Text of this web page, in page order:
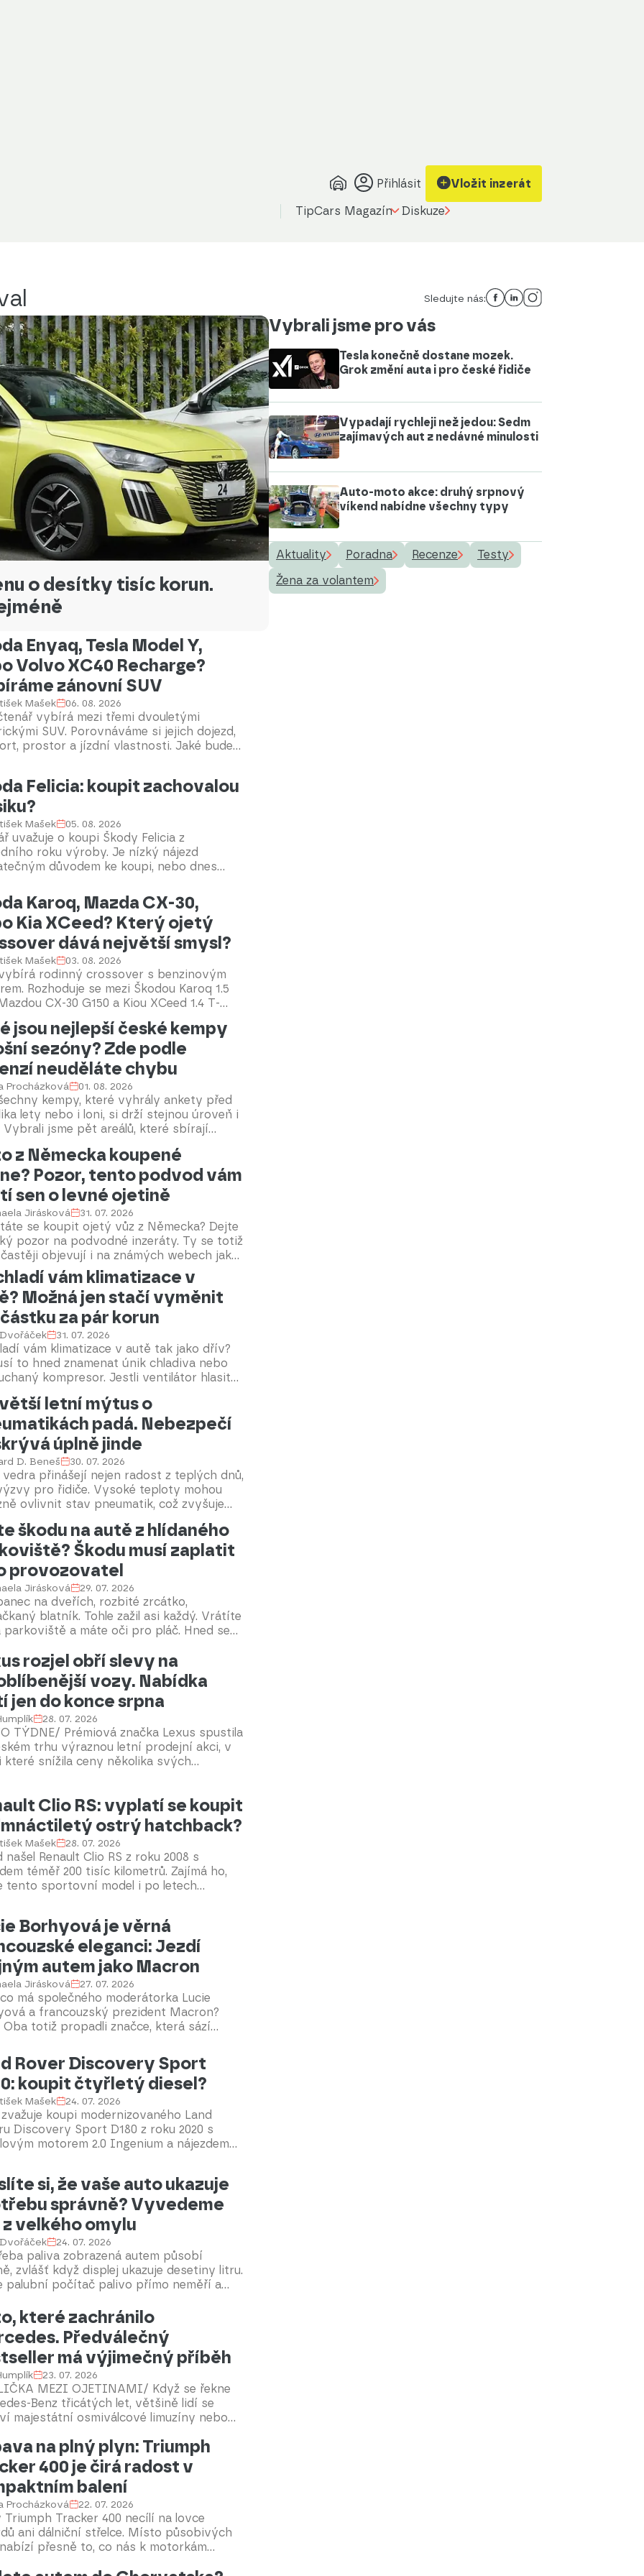
Přihlásit Vložit inzerát
TipCars Magazín Diskuze
Sledujte nás:
o desítky tisíc korun.
Vybrali jsme pro vás
Tesla konečně dostane mozek.
Grok změní auta i pro české řidiče
Vypadají rychleji než jedou: Sedm
zajímavých aut z nedávné minulosti
Auto-moto akce: druhý srpnový
víkend nabídne všechny typy
Aktuality Poradna Recenze
Testy
Žena za volantem
Enyaq, Tesla Model Y,
Volvo XC40 Recharge?
zánovní SUV
Mašek 06. 08. 2026
vybírá mezi třemi dvouletými
SUV. Porovnáváme si jejich dojezd,
prostor a jízdní vlastnosti. Jaké bude
Felicia: koupit zachovalou
Mašek 05. 08. 2026
uvažuje o koupi Škody Felicia z
roku výroby. Je nízký nájezd
důvodem ke koupi, nebo dnes
Karoq, Mazda CX-30,
Kia XCeed? Který ojetý
dává největší smysl?
Mašek 03. 08. 2026
rodinný crossover s benzinovým
Rozhoduje se mezi Škodou Karoq 1.5
CX-30 G150 a Kiou XCeed 1.4 T-
jsou nejlepší české kempy
sezóny? Zde podle
neuděláte chybu
Procházková 01. 08. 2026
kempy, které vyhrály ankety před
lety nebo i loni, si drží stejnou úroveň i
Vybrali jsme pět areálů, které sbírají
kvalitní zázemí pro obytné vozy i
z Německa koupené
Pozor, tento podvod vám
sen o levné ojetině
Jirásková 31. 07. 2026
se koupit ojetý vůz z Německa? Dejte
pozor na podvodné inzeráty. Ty se totiž
objevují i na známých webech jako
či AutoScout24 a bývají velmi
Na vlastní kůži jsme zjistili, jak
podvod s nákupem auta u našich
sousedů.
vám klimatizace v
Možná jen stačí vyměnit
za pár korun
31. 07. 2026
vám klimatizace v autě tak jako dřív?
to hned znamenat únik chladiva nebo
kompresor. Jestli ventilátor hlasitě
být problém v obyčejném kabinovém
výměna u některých aut zabere
minut a nový díl stojí spíš stovky než
korun.
letní mýtus o
padá. Nebezpečí
úplně jinde
D. Beneš 30. 07. 2026
vedra přinášejí nejen radost z teplých dnů,
pro řidiče. Vysoké teploty mohou
ovlivnit stav pneumatik, což zvyšuje
v horkém počasí a co vše může
jejich opotřebení?
škodu na autě z hlídaného
Škodu musí zaplatit
provozovatel
Jirásková 29. 07. 2026
na dveřích, rozbité zrcátko,
blatník. Tohle zažil asi každý. Vrátíte
parkoviště a máte oči pro pláč. Hned se
vám totiž škodu může uhradit přímo
parkoviště.
rozjel obří slevy na
vozy. Nabídka
jen do konce srpna
28. 07. 2026
TÝDNE/ Prémiová značka Lexus spustila
trhu výraznou letní prodejní akci, v
které snížila ceny několika svých
dnes tvoří páteř prodejů značky v Evropě
republice. Součástí akce je také
skladových a předváděcích vozů s
cenovými zvýhodněními. Podle
informací má akce platit do konce
Clio RS: vyplatí se koupit
ostrý hatchback?
Mašek 28. 07. 2026
našel Renault Clio RS z roku 2008 s
téměř 200 tisíc kilometrů. Zajímá ho,
tento sportovní model i po letech
Borhyová je věrná
eleganci: Jezdí
autem jako Macron
Jirásková 27. 07. 2026
má společného moderátorka Lucie
a francouzský prezident Macron?
Oba totiž propadli značce, která sází
Rover Discovery Sport
koupit čtyřletý diesel?
Mašek 24. 07. 2026
zvažuje koupi modernizovaného Land
Discovery Sport D180 z roku 2020 s
motorem 2.0 Ingenium a nájezdem
koupi takto ojetého vozu největší pozor.
si, že vaše auto ukazuje
správně? Vyvedeme
z velkého omylu
24. 07. 2026
paliva zobrazená autem působí
zvlášť když displej ukazuje desetiny litru.
palubní počítač palivo přímo neměří a
U čerpací stanice pak zaplatíte podle
stojanu, nikoli podle čísla na přístrojové
Rozdíl lze poměrně snadno odhalit, ale
vynulování displeje ho ještě neopraví.
které zachránilo
Předválečný
má výjimečný příběh
23. 07. 2026
MEZI OJETINAMI/ Když se řekne
Benz třicátých let, většině lidí se
majestátní osmiválcové limuzíny nebo
a filmové hvězdy. Skutečným hrdinou
však byl mnohem skromnější
– Mercedes-Benz 170 V. Právě tento
se stal nejprodávanějším předválečným
značky a položil základy jejího
návratu. Na portálu TipCars
jeden takový vůz nalézt v nabídce.
na plný plyn: Triumph
400 je čirá radost v
balení
Procházková 22. 07. 2026
Triumph Tracker 400 necílí na lovce
ani dálniční střelce. Místo působivých
přesně to, co nás k motorkám